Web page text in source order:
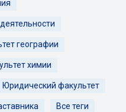
географии
химии
Юридический факультет
Все теги